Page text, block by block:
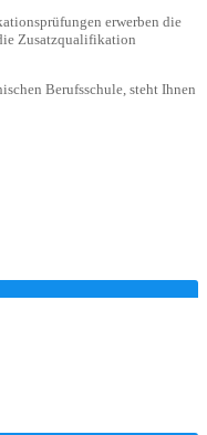
erwerben die
Zusatzqualifikation
Berufsschule, steht Ihnen